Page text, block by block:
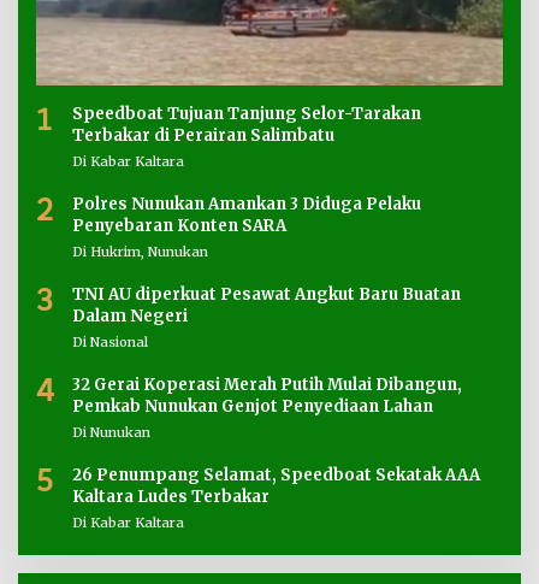
1
Speedboat Tujuan Tanjung Selor-Tarakan
Terbakar di Perairan Salimbatu
Di Kabar Kaltara
2
Polres Nunukan Amankan 3 Diduga Pelaku
Penyebaran Konten SARA
Di Hukrim, Nunukan
3
TNI AU diperkuat Pesawat Angkut Baru Buatan
Dalam Negeri
Di Nasional
4
32 Gerai Koperasi Merah Putih Mulai Dibangun,
Pemkab Nunukan Genjot Penyediaan Lahan
Di Nunukan
5
26 Penumpang Selamat, Speedboat Sekatak AAA
Kaltara Ludes Terbakar
Di Kabar Kaltara